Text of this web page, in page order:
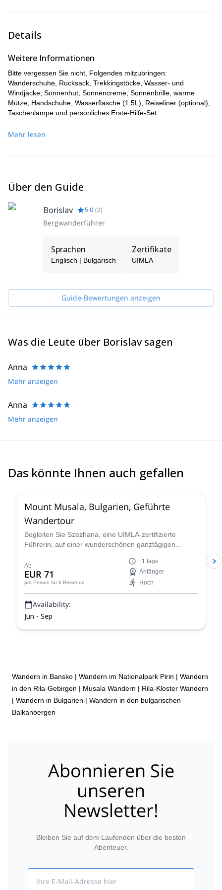
Wandern Sie zum Gipfel des Vihren-Berges.
Details
Weitere Informationen
Bitte vergessen Sie nicht, Folgendes mitzubringen:
Wanderschuhe, Rucksack, Trekkingstöcke, Wasser- und
Windjacke, Sonnenhut, Sonnencreme, Sonnenbrille, warme
Mütze, Handschuhe, Wasserflasche (1,5L), Reiseliner (optional),
Taschenlampe und persönliches Erste-Hilfe-Set.
Mehr lesen
Über den Guide
Borislav 5.0 (2)
Bergwanderführer
Sprachen
Englisch | Bulgarisch
Zertifikate
UIMLA
Guide-Bewertungen anzeigen
Was die Leute über Borislav sagen
Anna
Mehr anzeigen
Anna
Mehr anzeigen
Das könnte Ihnen auch gefallen4.5
Mount Musala, Bulgarien, Geführte
Wandertour
Begleiten Sie Szezhana, eine UIMLA-zertifizierte
Führerin, auf einer wunderschönen ganztägigen
Balkans in Bulgarien, dem Mount Musala.
Ab
EUR 71
pro Person für 6 Reisende
+1 tags
Anfänger
Hoch
Availability:
Jun - Sep
Wandern in Bansko | Wandern im Nationalpark Pirin | Wandern
in den Rila-Gebirgen | Musala Wandern | Rila-Kloster Wandern
| Wandern in Bulgarien | Wandern in den bulgarischen
Balkanbergen
Abonnieren Sie
unseren
Newsletter!
Bleiben Sie auf dem Laufenden über die besten
Abenteuer.